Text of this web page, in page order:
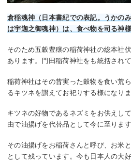
倉稲魂神（日本書紀での表記。うかの
は宇迦之御魂神）は、食べ物を司る神様
そのため五穀豊穣の稲荷神社の総本社
あります。門田稲荷神社をも統括され
稲荷神社はその昔実った穀物を食い荒
るキツネを讃えてお祀りする様になりま
キツネの好物であるネズミをお供えし
由で油揚げを代替品として今に至ります
その油揚げをお稲荷さんと呼び、お米
として残っています。今も日本人の大